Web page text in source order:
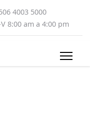
4003 5000
8:00 am a 4:00 pm